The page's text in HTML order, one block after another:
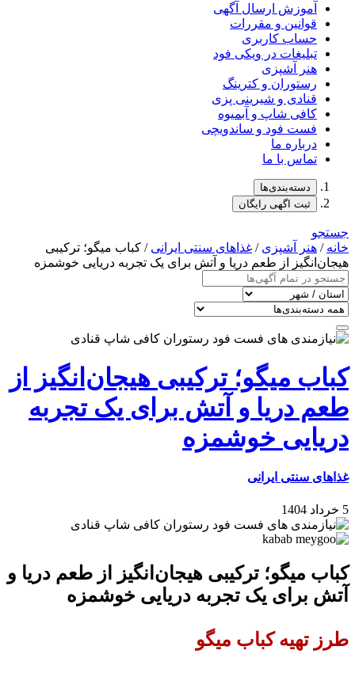
آموزش ارسال آگهی
قوانین و مقررات
حساب کاربری
تبلیغات در ویکی فود
هنر آشپزی
رستوران و کترینگ
قنادی و شیرینی پزی
کافی شاپ و آبمیوه
فست فود و ساندویچی
درباره ما
تماس با ما
دسته‌بندی‌ها
ثبت اگهی رایگان
جستجو
خانه / هنر آشپزی / غذاهای سنتی ایرانی / کباب میگو؛ ترکیبی
هیجان‌انگیز از طعم دریا و آتش برای یک تجربه دریایی خوشمزه
کباب میگو؛ ترکیبی هیجان‌انگیز از
طعم دریا و آتش برای یک تجربه
دریایی خوشمزه
غذاهای سنتی ایرانی
5 خرداد 1404
کباب میگو؛ ترکیبی هیجان‌انگیز از طعم دریا و
آتش برای یک تجربه دریایی خوشمزه
طرز تهیه کباب میگو